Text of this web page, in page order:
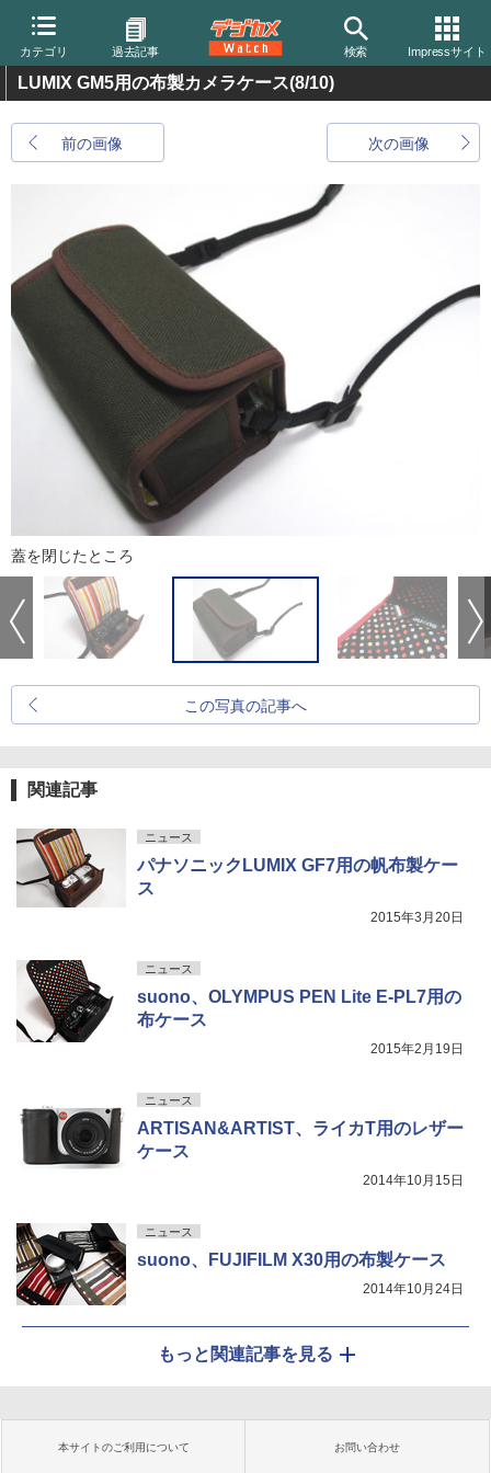
カテゴリ 過去記事 検索 Impressサイト
LUMIX GM5用の布製カメラケース(8/10)
前の画像 次の画像
蓋を閉じたところ
この写真の記事へ
関連記事
ニュース
パナソニックLUMIX GF7用の帆布製ケー
ス
2015年3月20日
ニュース
suono、OLYMPUS PEN Lite E-PL7用の
布ケース
2015年2月19日
ニュース
ARTISAN&ARTIST、ライカT用のレザー
ケース
2014年10月15日
ニュース
suono、FUJIFILM X30用の布製ケース
2014年10月24日
もっと関連記事を見る
本サイトのご利用について お問い合わせ